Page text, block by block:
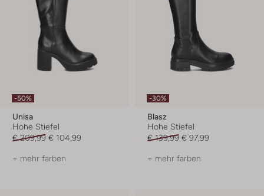
-50%
Unisa
Hohe Stiefel
€ 209,99 € 104,99
+ mehr farben
-30%
Blasz
Hohe Stiefel
€ 139,99 € 97,99
+ mehr farben